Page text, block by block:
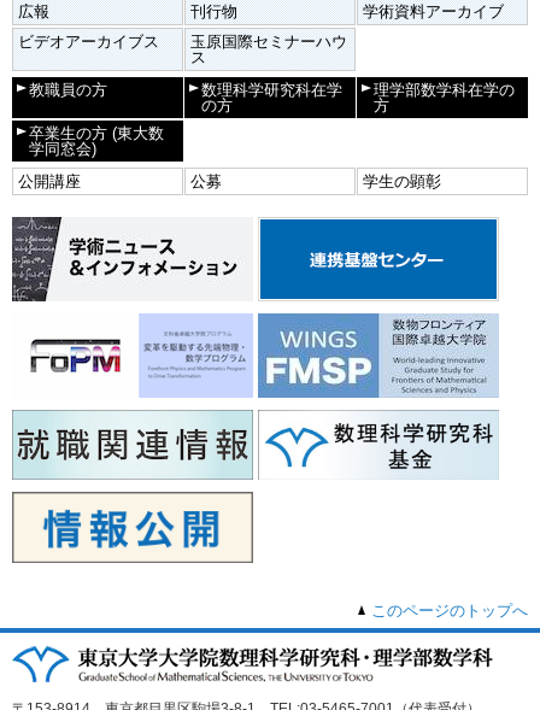
広報
刊行物
学術資料アーカイブ
ビデオアーカイブス
玉原国際セミナーハウ
ス
教職員の方
数理科学研究科在学
の方
理学部数学科在学の
方
卒業生の方 (東大数
学同窓会)
公開講座
公募 学生の顕彰
このページのトップへ